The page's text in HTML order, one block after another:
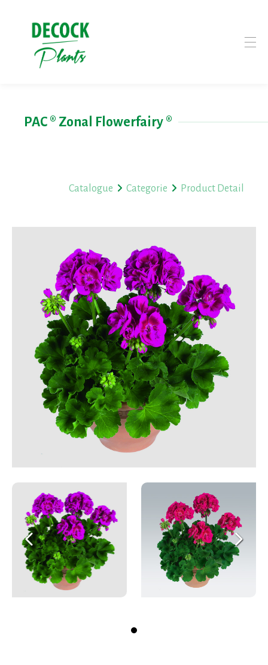
PAC ® Zonal Flowerfairy ®
Catalogue Categorie Product Detail
Précédent